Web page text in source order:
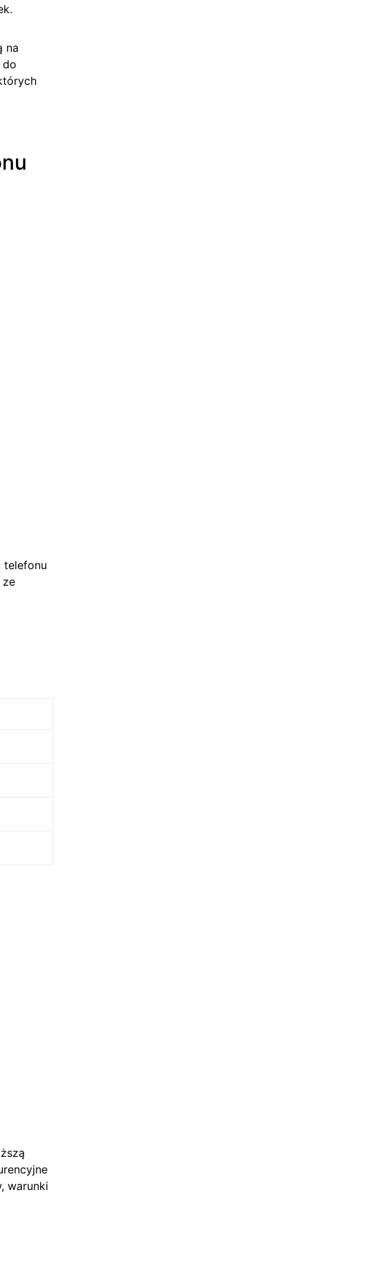
na
do
telefonu
ze
warunki